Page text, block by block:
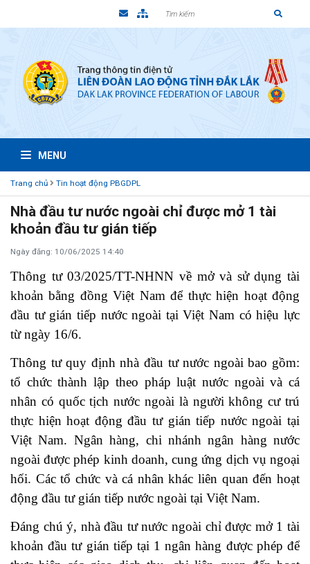
MENU
Trang chủ Tin hoạt động PBGDPL
Nhà đầu tư nước ngoài chỉ được mở 1 tài
khoản đầu tư gián tiếp
Ngày đăng: 10/06/2025 14:40
Thông tư 03/2025/TT-NHNN về mở và sử dụng tài
khoản bằng đồng Việt Nam để thực hiện hoạt động
đầu tư gián tiếp nước ngoài tại Việt Nam có hiệu lực
từ ngày 16/6.
Thông tư quy định nhà đầu tư nước ngoài bao gồm:
tổ chức thành lập theo pháp luật nước ngoài và cá
nhân có quốc tịch nước ngoài là người không cư trú
thực hiện hoạt động đầu tư gián tiếp nước ngoài tại
Việt Nam. Ngân hàng, chi nhánh ngân hàng nước
ngoài được phép kinh doanh, cung ứng dịch vụ ngoại
hối. Các tổ chức và cá nhân khác liên quan đến hoạt
động đầu tư gián tiếp nước ngoài tại Việt Nam.
Đáng chú ý, nhà đầu tư nước ngoài chỉ được mở 1 tài
khoản đầu tư gián tiếp tại 1 ngân hàng được phép để